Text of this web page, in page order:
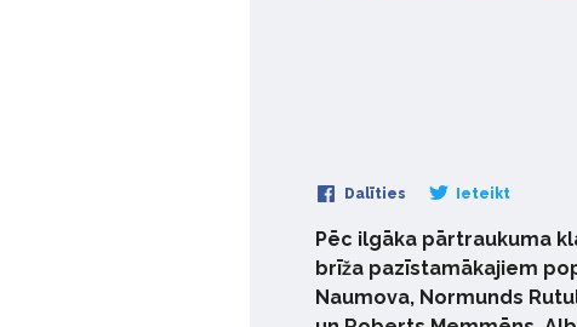
Dalīties Ieteikt
Pēc ilgāka pārtraukuma
brīža pazīstamākajiem
Naumova, Normunds